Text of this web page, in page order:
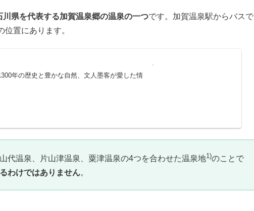
川県を代表する加賀温泉郷の温泉の一つです。加賀温泉駅からバスで
置にあります。
年の歴史と豊かな自然、文人墨客が愛した情
代温泉、片山津温泉、粟津温泉の4つを合わせた温泉地1)のことで
わけではありません。